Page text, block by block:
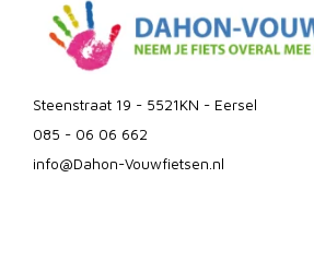
Steenstraat 19 - 5521KN - Eersel
085 - 06 06 662
info@Dahon-Vouwfietsen.nl